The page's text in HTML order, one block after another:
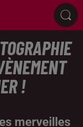
!
merveilles